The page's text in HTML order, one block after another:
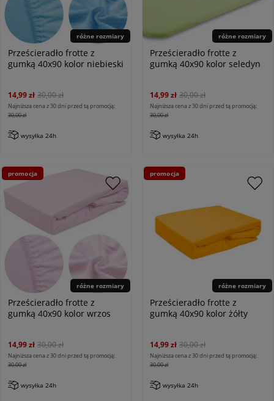
różne rozmiary
Prześcieradło frotte z
gumką 40x90 kolor niebieski
14,99 zł 30,00 zł
Najniższa cena z 30 dni przed tą promocją:
30,00 zł
wysyłka 24h
różne rozmiary
Prześcieradło frotte z
gumką 40x90 kolor seledyn
14,99 zł 30,00 zł
Najniższa cena z 30 dni przed tą promocją:
30,00 zł
wysyłka 24h
różne rozmiary
Prześcieradło frotte z
gumką 40x90 kolor wrzos
14,99 zł 30,00 zł
Najniższa cena z 30 dni przed tą promocją:
30,00 zł
wysyłka 24h
promocja
różne rozmiary
Prześcieradło frotte z
gumką 40x90 kolor żółty
14,99 zł 30,00 zł
Najniższa cena z 30 dni przed tą promocją:
30,00 zł
wysyłka 24h
promocja